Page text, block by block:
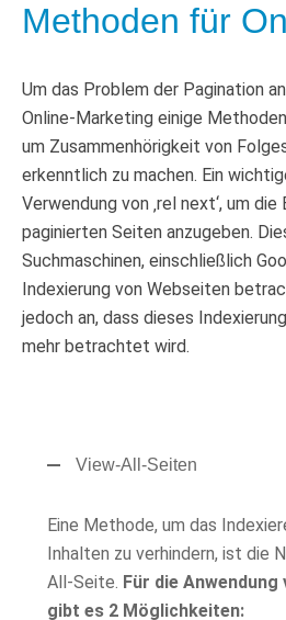
Methoden für
Um das Problem der Pagination
Online-Marketing einige
um Zusammenhörigkeit von
erkenntlich zu machen. Ein
Verwendung von ‚rel next‘, um
paginierten Seiten anzugeben.
Suchmaschinen, einschließlich
Indexierung von Webseiten
jedoch an, dass dieses
mehr betrachtet wird.
View-All-Seiten
Eine Methode, um das
Inhalten zu verhindern, ist die
All-Seite. Für die
gibt es 2 Möglichkeiten: